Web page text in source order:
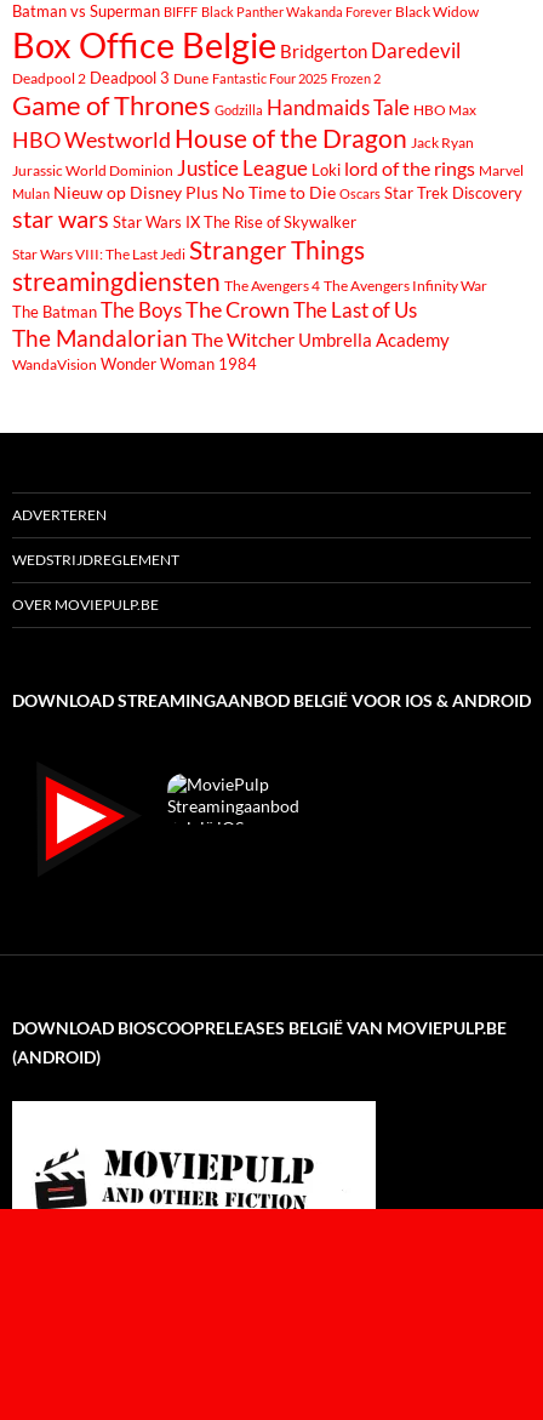
Batman vs Superman BIFFF Black Panther Wakanda Forever Black Widow
Box Office Belgie Bridgerton Daredevil
Deadpool 2 Deadpool 3 Dune Fantastic Four 2025 Frozen 2
Game of Thrones Godzilla Handmaids Tale HBO Max
HBO Westworld House of the Dragon Jack Ryan
Jurassic World Dominion Justice League Loki lord of the rings Marvel
Mulan Nieuw op Disney Plus No Time to Die Oscars Star Trek Discovery
star wars Star Wars IX The Rise of Skywalker
Star Wars VIII: The Last Jedi Stranger Things
streamingdiensten The Avengers 4 The Avengers Infinity War
The BatmanThe BoysThe CrownThe Last of Us
The Mandalorian The Witcher Umbrella Academy
WandaVision Wonder Woman 1984
ADVERTEREN
WEDSTRIJDREGLEMENT
OVER MOVIEPULP.BE
DOWNLOAD STREAMINGAANBOD BELGIË VOOR IOS & ANDROID
DOWNLOAD BIOSCOOPRELEASES BELGIË VAN MOVIEPULP.BE
(ANDROID)